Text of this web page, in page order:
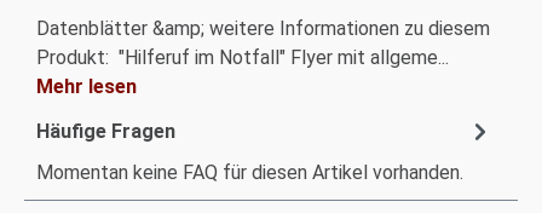
Datenblätter &amp; weitere Informationen zu diesem
Produkt: "Hilferuf im Notfall" Flyer mit allgeme...
Mehr lesen
Häufige Fragen
Momentan keine FAQ für diesen Artikel vorhanden.